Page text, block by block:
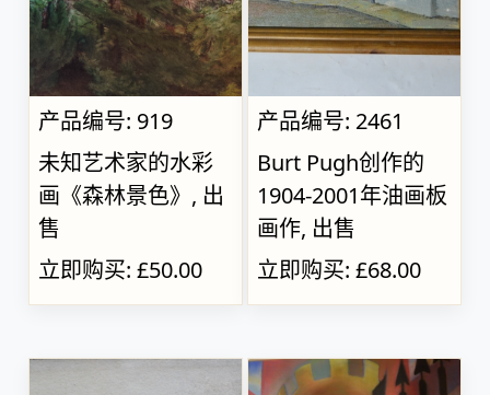
产品编号: 919
未知艺术家的水彩
画《森林景色》, 出
售
立即购买: £50.00
产品编号: 2461
Burt Pugh创作的
1904-2001年油画板
画作, 出售
立即购买: £68.00